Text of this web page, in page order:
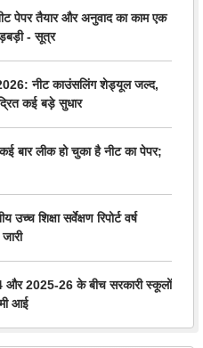
पेपर तैयार और अनुवाद का काम एक
- सूत्र
नीट काउंसलिंग शेड्यूल जल्द,
कई बड़े सुधार
लीक हो चुका है नीट का पेपर;
शिक्षा सर्वेक्षण रिपोर्ट वर्ष
2025-26 के बीच सरकारी स्कूलों
आई